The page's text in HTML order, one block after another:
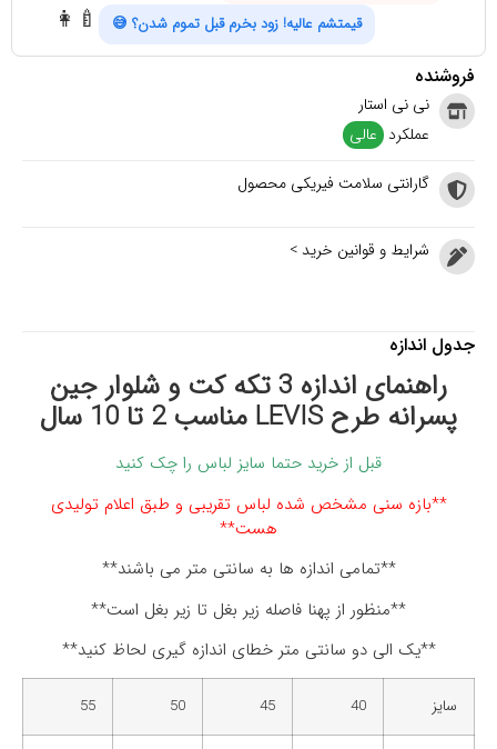
فروشنده
نی نی استار
عملکرد عالی
گارانتی سلامت فیریکی محصول
شرایط و قوانین خرید >
👩‍🍼 قیمتشم عالیه! زود بخرم قبل تموم شدن؟ 😅
جدول اندازه
راهنمای اندازه 3 تکه کت و شلوار جین
پسرانه طرح LEVIS مناسب 2 تا 10 سال
قبل از خرید حتما سایز لباس را چک کنید
**بازه سنی مشخص شده لباس تقریبی و طبق اعلام تولیدی
هست**
**تمامی اندازه ها به سانتی متر می باشند**
**منظور از پهنا فاصله زیر بغل تا زیر بغل است**
**یک الی دو سانتی متر خطای اندازه گیری لحاظ کنید**
سایز 40
45
50
55